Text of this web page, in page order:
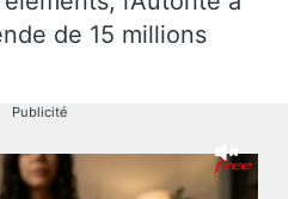
de 15 millions
Publicité